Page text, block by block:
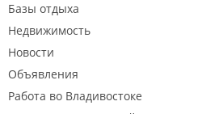
Базы отдыха
Недвижимость
Новости
Объявления
Работа во Владивостоке